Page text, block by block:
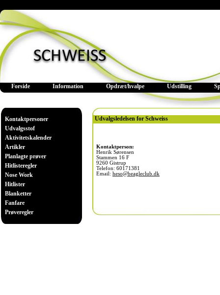
Forside Information Opdræt/hvalpe Udstilling
Kontaktpersoner
Udvalgsstof
Aktivitetskalender
Artikler
Planlagte prøver
Hitlisteregler
Nose Work
Hitlister
Blanketter
Fanfare
Prøveregler
Udvalgsledelsen for Schweiss
Kontaktperson:
Henrik Sørensen
Stammen 16 F
9260 Gistrup
Telefon: 60171381
Email: heso@beagleclub.dk